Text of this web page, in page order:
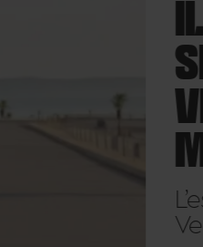
VICINO AL